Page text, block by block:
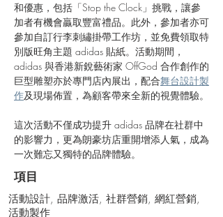
和優惠，包括「Stop the Clock」挑戰，讓參
加者有機會贏取豐富禮品。此外，參加者亦可
參加自訂行李刺繡掛帶工作坊，並免費領取特
別版旺角主題 adidas 貼紙。活動期間，
adidas 與香港新銳藝術家 OffGod 合作創作的
巨型雕塑亦於專門店內展出，配合舞台設計製
作及現場佈置，為顧客帶來全新的視覺體驗。
這次活動不僅成功提升 adidas 品牌在社群中
的影響力，更為朗豪坊店重開增添人氣，成為
一次難忘又獨特的品牌體驗。
項目
活動設計, 品牌激活, 社群營銷, 網紅營銷,
活動製作